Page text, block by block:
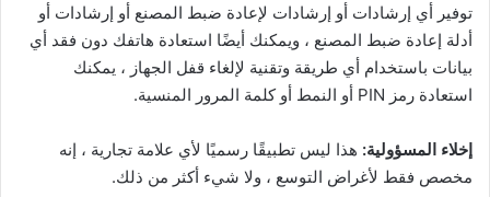
توفير أي إرشادات أو إرشادات لإعادة ضبط المصنع أو إرشادات أو
أدلة إعادة ضبط المصنع ، ويمكنك أيضًا استعادة هاتفك دون فقد أي
بيانات باستخدام أي طريقة وتقنية لإلغاء قفل الجهاز ، يمكنك
استعادة رمز PIN أو النمط أو كلمة المرور المنسية.
إخلاء المسؤولية: هذا ليس تطبيقًا رسميًا لأي علامة تجارية ، إنه
مخصص فقط لأغراض التوسع ، ولا شيء أكثر من ذلك.